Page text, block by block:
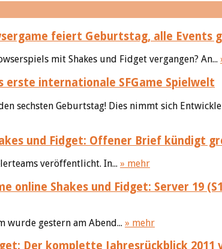
feiert Geburtstag, alle Events
mit Shakes und Fidget vergangen? An...
erste internationale SFGame Spielwelt
sechsten Geburtstag! Dies nimmt sich
und Fidget: Offener Brief kündigt
veröffentlicht. In... » mehr
Shakes und Fidget: Server 19
wurde gestern am Abend... » mehr
Der komplette Jahresrückblick 2011